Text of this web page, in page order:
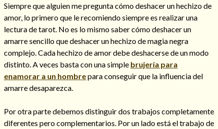
Cómo alejar a la amante de mi esposo
Siempre que alguien me pregunta cómo deshacer un hechizo de
amor, lo primero que le recomiendo siempre es realizar una
lectura de tarot. No es lo mismo saber cómo deshacer un
amarre sencillo que deshacer un hechizo de magia negra
complejo. Cada hechizo de amor debe deshacerse de un modo
distinto. A veces basta con una simple brujería para
enamorar a un hombrepara conseguir que la influencia del
amarre desaparezca.
Por otra parte debemos distinguir dos trabajos completamente
diferentes pero complementarios. Por un lado está el trabajo de